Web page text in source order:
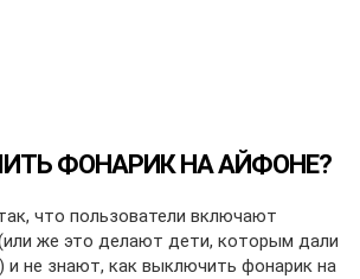
ФОНАРИК НА АЙФОНЕ?
что пользователи включают
же это делают дети, которым дали
и не знают, как выключить фонарик на